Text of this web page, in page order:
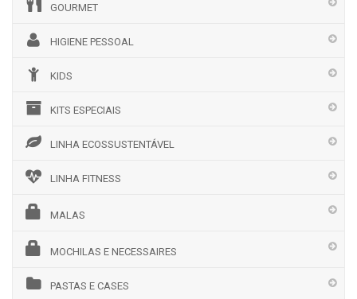
GOURMET
HIGIENE PESSOAL
KIDS
KITS ESPECIAIS
LINHA ECOSSUSTENTÁVEL
LINHA FITNESS
MALAS
MOCHILAS E NECESSAIRES
PASTAS E CASES